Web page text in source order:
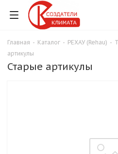
Главная - Каталог - РЕХАУ (Rehau) -
артикулы
Старые артикулы